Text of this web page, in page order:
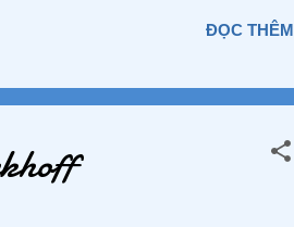
đường E, Khu chung cư Him Lam
: hoanganhphuong008@gmail.com
#Sensor...
ĐỌC THÊM